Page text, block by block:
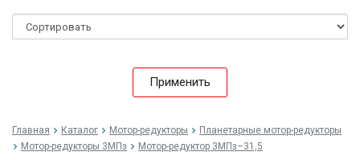
Применить
Главная Каталог Мотор-редукторы
Планетарные мотор-редукторы
Мотор-редукторы 3МПз
Мотор-редуктор 3МПз–31,5